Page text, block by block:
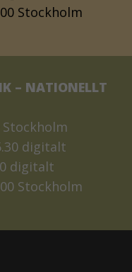
Stockholm
– NATIONELLT
Stockholm
digitalt
digitalt
Stockholm